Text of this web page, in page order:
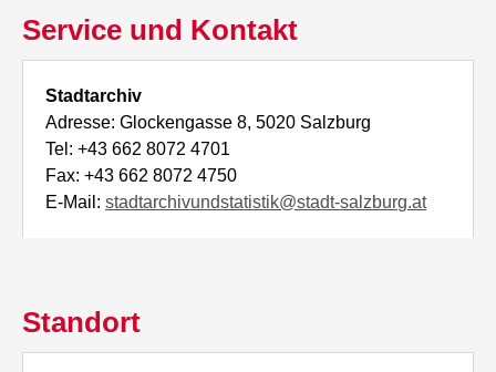
Service und Kontakt
Stadtarchiv
Adresse: Glockengasse 8, 5020 Salzburg
Tel: +43 662 8072 4701
Fax: +43 662 8072 4750
E-Mail:stadtarchivundstatistik@stadt-salzburg.at
Standort